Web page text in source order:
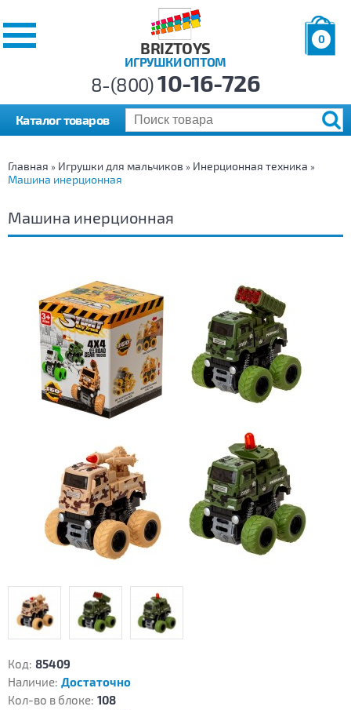
BRIZTOYS
ИГРУШКИ ОПТОМ
0
р.
8-(800)10-16-726
Каталог товаров
Главная » Игрушки для мальчиков » Инерционная техника »
Машина инерционная
Машина инерционная
Код: 85409
Наличие: Достаточно
Кол-во в блоке: 108